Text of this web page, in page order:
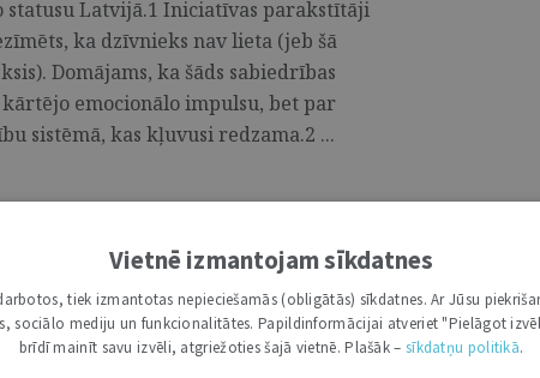
Latvijā.1 Iniciatīvas parakstītāji
ka dzīvnieks nav lieta (jeb šā
Domājams, ka šāds sabiedrības
emocionālo impulsu, bet par
sistēmā, kas kļuvusi redzama.2 ...
likumā mainīs dzīvnieku
1
raisījušu priekšlikumu par
Vietnē izmantojam sīkdatnes
tiek izmantotas nepieciešamās (obligātās) sīkdatnes. Ar Jūsu
sociālo mediju un funkcionalitātes. Papildinformācijai atveriet "Pielāgot
brīdī mainīt savu izvēli, atgriežoties šajā vietnē. Plašāk – sīkdatņu politikā.